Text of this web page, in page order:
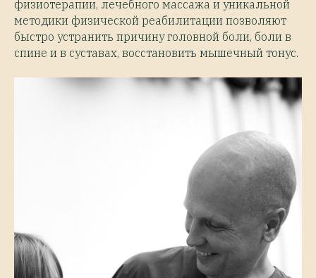
физиотерапии, лечебного массажа и уникальной
методики физической реабилитации позволяют
быстро устранить причину головной боли, боли в
спине и в суставах, восстановить мышечный тонус.